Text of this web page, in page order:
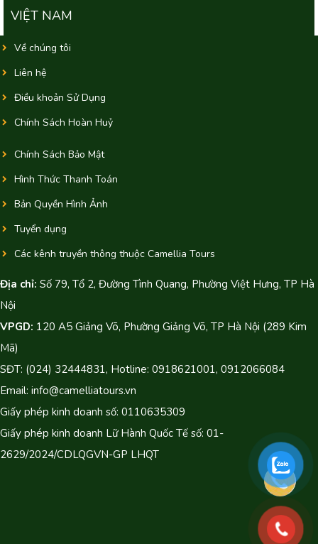
VIỆT NAM
Về chúng tôi
Liên hệ
Điều khoản Sử Dụng
Chính Sách Hoàn Huỷ
Chính Sách Bảo Mật
Hình Thức Thanh Toán
Bản Quyền Hình Ảnh
Tuyển dụng
Các kênh truyền thông thuộc Camellia Tours
Địa chỉ: Số 79, Tổ 2, Đường Tình Quang, Phường Việt Hưng, TP Hà
Nội
VPGD: 120 A5 Giảng Võ, Phường Giảng Võ, TP Hà Nội (289 Kim
Mã)
SĐT: (024) 32444831, Hotline: 0918621001, 0912066084
Email: info@camelliatours.vn
Giấy phép kinh doanh số: 0110635309
Giấy phép kinh doanh Lữ Hành Quốc Tế số: 01-
2629/2024/CDLQGVN-GP LHQT